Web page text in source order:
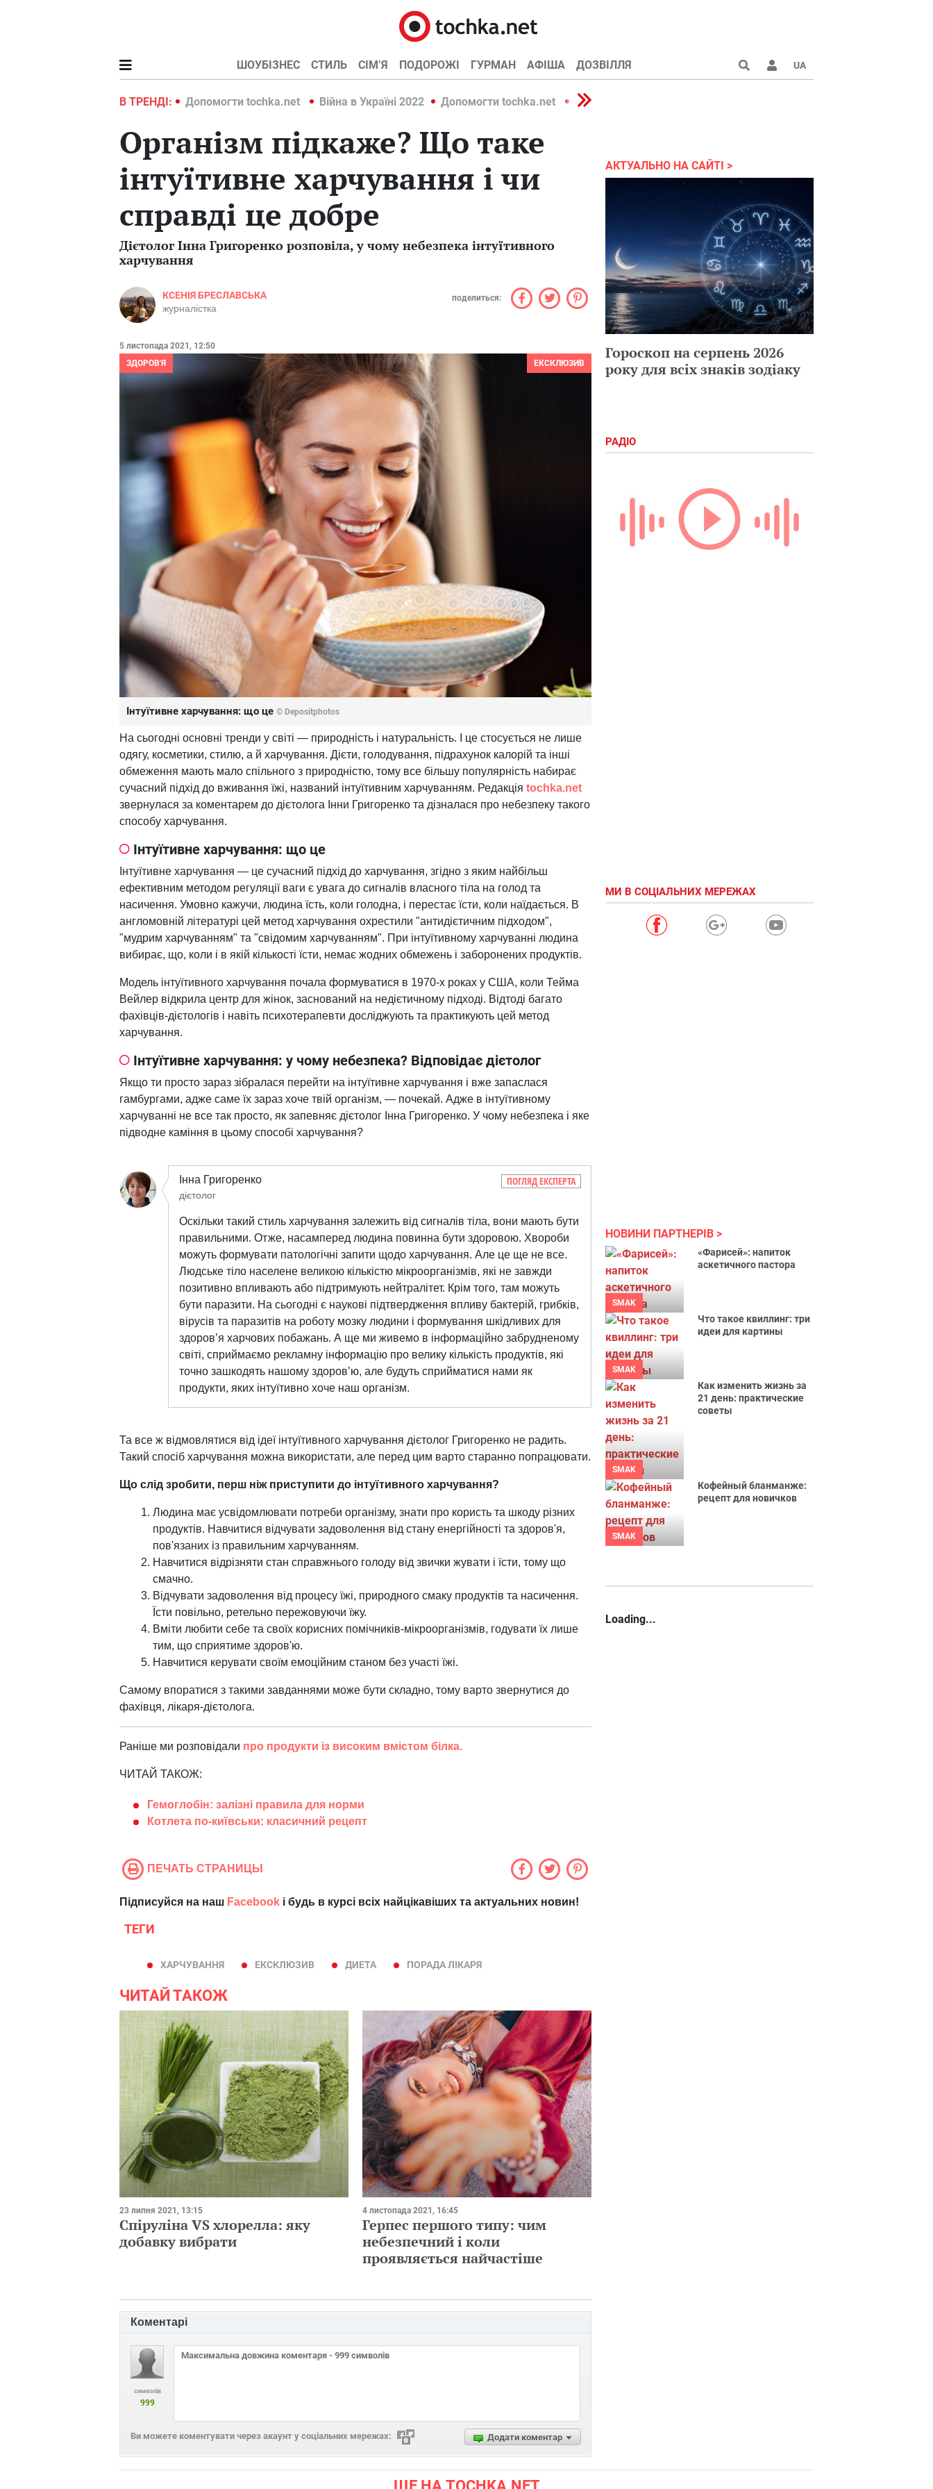
ШОУБІЗНЕС СТИЛЬ СІМ’Я ПОДОРОЖІ ГУРМАН АФІША ДОЗВІЛЛЯ UA
В ТРЕНДІ:
Війна в Україні 2022 Допомогти tochka.net Війна в Україні 2022 Допомогти tochka.net Війна в Україні 2022
Організм підкаже? Що таке
інтуїтивне харчування і чи
справді це добре
Дієтолог Інна Григоренко розповіла, у чому небезпека інтуїтивного
харчування
КСЕНІЯ БРЕСЛАВСЬКА
журналістка
поделиться:
5 листопада 2021, 12:50
ЗДОРОВ'Я
ЕКСКЛЮЗИВ
Інтуїтивне харчування: що це © Depositphotos
На сьогодні основні тренди у світі — природність і натуральність. І це стосується не лише
одягу, косметики, стилю, а й харчування. Дієти, голодування, підрахунок калорій та інші
обмеження мають мало спільного з природністю, тому все більшу популярність набирає
сучасний підхід до вживання їжі, названий інтуїтивним харчуванням. Редакція tochka.net
звернулася за коментарем до дієтолога Інни Григоренко та дізналася про небезпеку такого
способу харчування.
Інтуїтивне харчування: що це
Інтуїтивне харчування — це сучасний підхід до харчування, згідно з яким найбільш
ефективним методом регуляції ваги є увага до сигналів власного тіла на голод та
насичення. Умовно кажучи, людина їсть, коли голодна, і перестає їсти, коли наїдається. В
англомовній літературі цей метод харчування охрестили "антидієтичним підходом",
"мудрим харчуванням" та "свідомим харчуванням". При інтуїтивному харчуванні людина
вибирає, що, коли і в якій кількості їсти, немає жодних обмежень і заборонених продуктів.
Модель інтуїтивного харчування почала формуватися в 1970-х роках у США, коли Тейма
Вейлер відкрила центр для жінок, заснований на недієтичному підході. Відтоді багато
фахівців-дієтологів і навіть психотерапевти досліджують та практикують цей метод
харчування.
Інтуїтивне харчування: у чому небезпека? Відповідає дієтолог
Якщо ти просто зараз зібралася перейти на інтуїтивне харчування і вже запаслася
гамбургами, адже саме їх зараз хоче твій організм, — почекай. Адже в інтуїтивному
харчуванні не все так просто, як запевняє дієтолог Інна Григоренко. У чому небезпека і яке
підводне каміння в цьому способі харчування?
Інна Григоренко
дієтолог
ПОГЛЯД ЕКСПЕРТА
Оскільки такий стиль харчування залежить від сигналів тіла, вони мають бути
правильними. Отже, насамперед людина повинна бути здоровою. Хвороби
можуть формувати патологічні запити щодо харчування. Але це ще не все.
Людське тіло населене великою кількістю мікроорганізмів, які не завжди
позитивно впливають або підтримують нейтралітет. Крім того, там можуть
бути паразити. На сьогодні є наукові підтвердження впливу бактерій, грибків,
вірусів та паразитів на роботу мозку людини і формування шкідливих для
здоров’я харчових побажань. А ще ми живемо в інформаційно забрудненому
світі, сприймаємо рекламну інформацію про велику кількість продуктів, які
точно зашкодять нашому здоров’ю, але будуть сприйматися нами як
продукти, яких інтуїтивно хоче наш організм.
Та все ж відмовлятися від ідеї інтуїтивного харчування дієтолог Григоренко не радить.
Такий спосіб харчування можна використати, але перед цим варто старанно попрацювати.
Що слід зробити, перш ніж приступити до інтуїтивного харчування?
Людина має усвідомлювати потреби організму, знати про користь та шкоду різних
продуктів. Навчитися відчувати задоволення від стану енергійності та здоров'я,
пов'язаних із правильним харчуванням.
Навчитися відрізняти стан справжнього голоду від звички жувати і їсти, тому що
смачно.
Відчувати задоволення від процесу їжі, природного смаку продуктів та насичення.
Їсти повільно, ретельно пережовуючи їжу.
Вміти любити себе та своїх корисних помічників-мікроорганізмів, годувати їх лише
тим, що сприятиме здоров'ю.
Навчитися керувати своїм емоційним станом без участі їжі.
Самому впоратися з такими завданнями може бути складно, тому варто звернутися до
фахівця, лікаря-дієтолога.
Раніше ми розповідали про продукти із високим вмістом білка.
ЧИТАЙ ТАКОЖ:
Гемоглобін: залізні правила для норми
Котлета по-київськи: класичний рецепт
ПЕЧАТЬ СТРАНИЦЫ
Підписуйся на наш Facebook і будь в курсі всіх найцікавіших та актуальних новин!
ТЕГИ
ХАРЧУВАННЯ ЕКСКЛЮЗИВ ДИЕТА ПОРАДА ЛІКАРЯ
ЧИТАЙ ТАКОЖ
23 липня 2021, 13:15
Спіруліна VS хлорелла: яку
добавку вибрати
4 листопада 2021, 16:45
Герпес першого типу: чим
небезпечний і коли
проявляється найчастіше
Коментарі
символів
999
Додати коментар
Ви можете коментувати через акаунт у соціальних мережах:
АКТУАЛЬНО НА САЙТІ
Гороскоп на серпень 2026
року для всіх знаків зодіаку
РАДІО
МИ В СОЦІАЛЬНИХ МЕРЕЖАХ
НОВИНИ ПАРТНЕРІВ
SMAK
«Фарисей»: напиток
аскетичного пастора
SMAK
Что такое квиллинг: три
идеи для картины
SMAK
Как изменить жизнь за
21 день: практические
советы
SMAK
Кофейный бланманже:
рецепт для новичков
Loading...